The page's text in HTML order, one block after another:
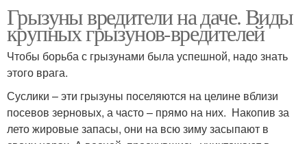
Грызуны вредители на даче. Виды
крупных грызунов-вредителей
Чтобы борьба с грызунами была успешной, надо знать
этого врага.
Суслики – эти грызуны поселяются на целине вблизи
посевов зерновых, а часто – прямо на них. Накопив за
лето жировые запасы, они на всю зиму засыпают в